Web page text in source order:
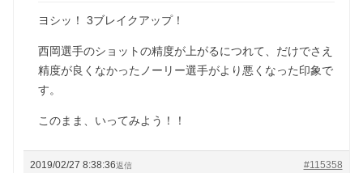
ヨシッ！ 3ブレイクアップ！
西岡選手のショットの精度が上がるにつれて、だけでさえ
精度が良くなかったノーリー選手がより悪くなった印象で
す。
このまま、いってみよう！！
2019/02/27 8:38:36 #115358
返信